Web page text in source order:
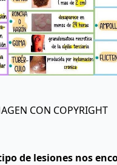
CON COPYRIGHT
de lesiones nos